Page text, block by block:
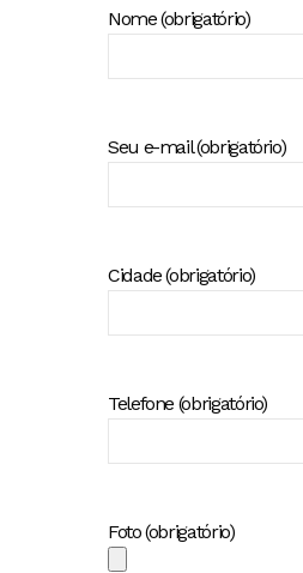
Nome (obrigatório)
Seu e-mail (obrigatório)
Cidade (obrigatório)
Telefone (obrigatório)
Foto (obrigatório)